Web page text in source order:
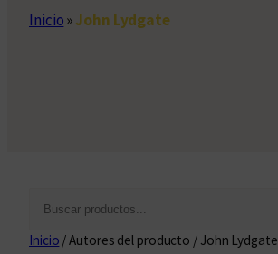
Inicio»John Lydgate
sInicio / Autores del producto / John Lydgate